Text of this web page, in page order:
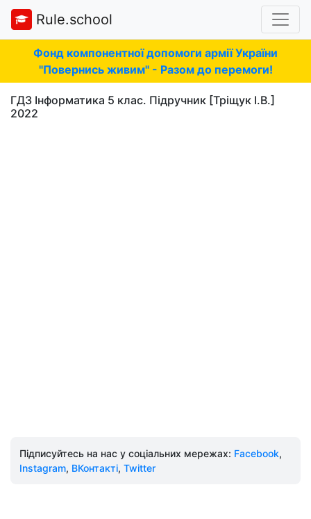
Rule.school
Фонд компонентної допомоги армії України
"Повернись живим" - Разом до перемоги!
ГДЗ Інформатика 5 клас. Підручник [Тріщук І.В.]
2022
Підписуйтесь на нас у соціальних мережах: Facebook,
Instagram, ВКонтакті, Twitter